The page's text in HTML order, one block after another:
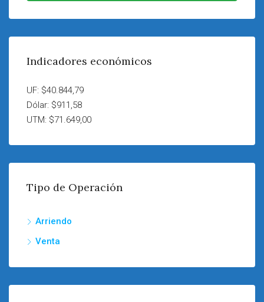
Indicadores económicos
UF: $40.844,79
Dólar: $911,58
UTM: $71.649,00
Tipo de Operación
Arriendo
Venta